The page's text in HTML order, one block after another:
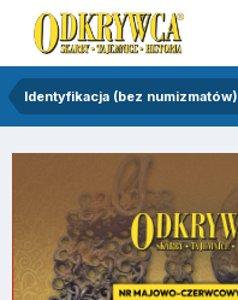
Identyfikacja (bez numizmatów)